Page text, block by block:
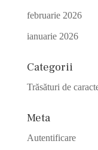
februarie 2026
ianuarie 2026
Categorii
Trăsături de
Meta
Autentificare